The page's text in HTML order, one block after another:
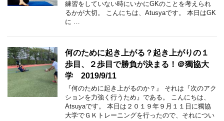
練習をしていない時にいかにGKのことを考えられ
るかが大切。 こんにちは、Atusyaです。 本日はGK
に …
何のために起き上がる？起き上がりの１
歩目、２歩目で勝負が決まる！＠獨協大
学 2019/9/11
『何のために起き上がるのか？』 それは『次のアク
ションを力強く行うため』である。 こんにちは、
Atsuyaです。 本日は２０１９年９月１１日に獨協
大学でＧＫトレーニングを行ったので、それについ